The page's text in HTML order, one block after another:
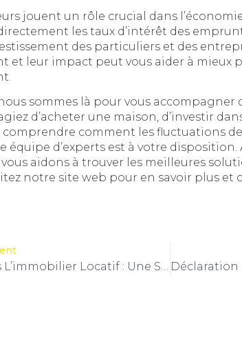
jouent un rôle crucial dans
les taux d’intérêt des
des particuliers et des
et leur impact peut vous aider à mieux
sommes là pour vous accompagner
d’acheter une maison, d’investir
comment les fluctuations
équipe d’experts est à votre
aidons à trouver les meilleures
notre site web pour en savoir plus
Investir Dans L’immobilier Locatif : Une Stratégie Pour Construire Un Patrimoine Et Générer Des Revenus Passifs